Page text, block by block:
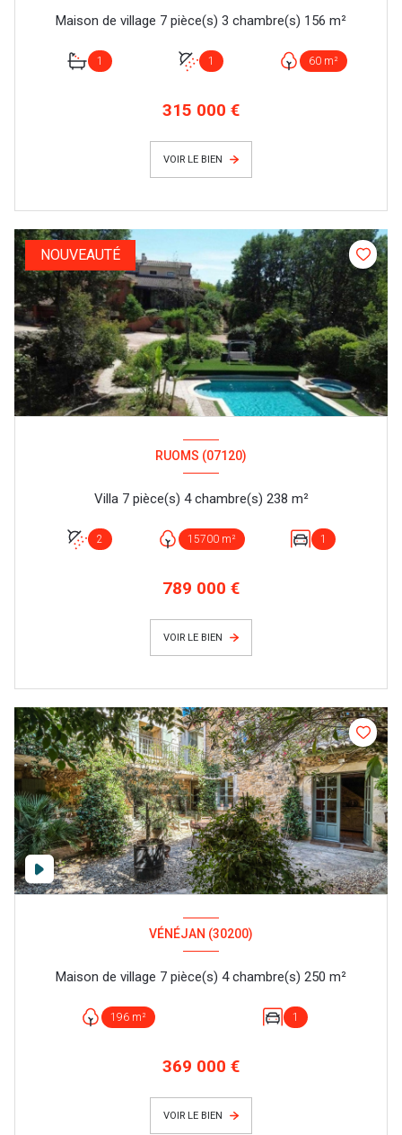
Maison de village 7 pièce(s) 3 chambre(s) 156 m²
1 1 60 m²
315 000 €
VOIR LE BIEN
NOUVEAUTÉ
RUOMS (07120)
Villa 7 pièce(s) 4 chambre(s) 238 m²
2 15700 m² 1
789 000 €
VOIR LE BIEN
VÉNÉJAN (30200)
Maison de village 7 pièce(s) 4 chambre(s) 250 m²
196 m² 1
369 000 €
VOIR LE BIEN